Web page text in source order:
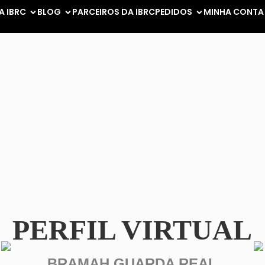
IBRC BLOG PARCEIROS DA IBRCPEDIDOS MINHA CONTA
PERFIL VIRTUAL